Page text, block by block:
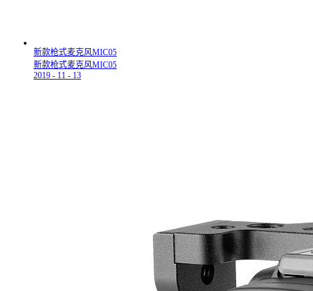
新款枪式麦克风MIC05
新款枪式麦克风MIC05
2019 - 11 - 13